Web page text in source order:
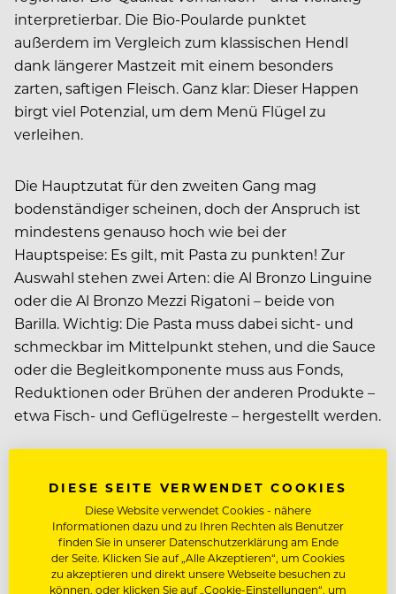
interpretierbar. Die Bio-Poularde punktet
außerdem im Vergleich zum klassischen Hendl
dank längerer Mastzeit mit einem besonders
zarten, saftigen Fleisch. Ganz klar: Dieser Happen
birgt viel Potenzial, um dem Menü Flügel zu
verleihen.
Die Hauptzutat für den zweiten Gang mag
bodenständiger scheinen, doch der Anspruch ist
mindestens genauso hoch wie bei der
Hauptspeise: Es gilt, mit Pasta zu punkten! Zur
Auswahl stehen zwei Arten: die Al Bronzo Linguine
oder die Al Bronzo Mezzi Rigatoni – beide von
Barilla. Wichtig: Die Pasta muss dabei sicht- und
schmeckbar im Mittelpunkt stehen, und die Sauce
oder die Begleitkomponente muss aus Fonds,
Reduktionen oder Brühen der anderen Produkte –
etwa Fisch- und Geflügelreste – hergestellt werden.
besonders relevante Rolle zukommen, denn die Al
Bronzo-­Reihe von Barilla bietet sich genau dafür an.
Dank des speziellen Bronzeverfahrens erhält die
Pasta eine besonders raue Oberfläche – auf der jede
Sauce ideal haftet. Die robuste Textur der Barilla Al
DIESE SEITE VERWENDET COOKIES
Diese Website verwendet Cookies - nähere
Informationen dazu und zu Ihren Rechten als Benutzer
finden Sie in unserer Datenschutzerklärung am Ende
der Seite. Klicken Sie auf „Alle Akzeptieren“, um Cookies
zu akzeptieren und direkt unsere Webseite besuchen zu
können, oder klicken Sie auf „Cookie-Einstellungen“, um